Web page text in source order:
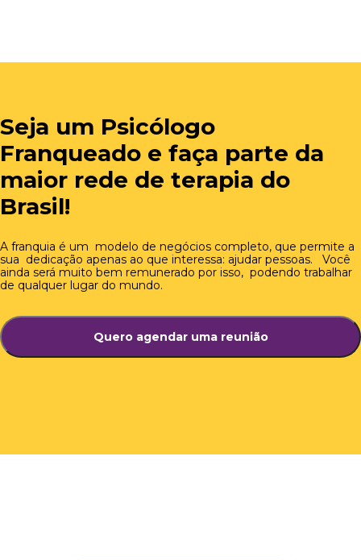
Seja um Psicólogo
Franqueado e faça parte da
maior rede de terapia do
Brasil!
A franquia é um modelo de negócios completo, que permite a
sua dedicação apenas ao que interessa: ajudar pessoas. Você
ainda será muito bem remunerado por isso, podendo trabalhar
de qualquer lugar do mundo.
Quero agendar uma reunião